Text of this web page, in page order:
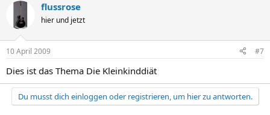
flussrose
hier und jetzt
10 April 2009 #7
Dies ist das Thema Die Kleinkinddiät
Du musst dich einloggen oder registrieren, um hier zu antworten.